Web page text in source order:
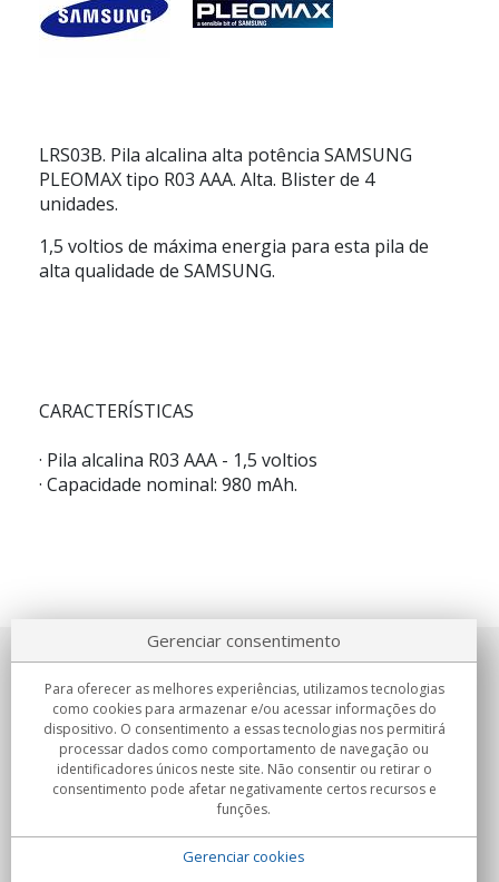
LRS03B. Pila alcalina alta potência SAMSUNG
PLEOMAX tipo R03 AAA. Alta. Blister de 4
unidades.
1,5 voltios de máxima energia para esta pila de
alta qualidade de SAMSUNG.
CARACTERÍSTICAS
· Pila alcalina R03 AAA - 1,5 voltios
· Capacidade nominal: 980 mAh.
Sobre nosotros
Compromissos
Compras
Gerenciar consentimento
Para oferecer as melhores experiências, utilizamos tecnologias
como cookies para armazenar e/ou acessar informações do
dispositivo. O consentimento a essas tecnologias nos permitirá
processar dados como comportamento de navegação ou
identificadores únicos neste site. Não consentir ou retirar o
consentimento pode afetar negativamente certos recursos e
funções.
Gerenciar cookies